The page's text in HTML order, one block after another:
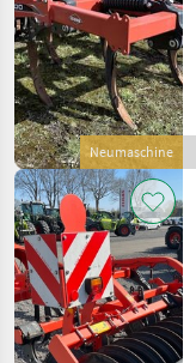
Neumaschine